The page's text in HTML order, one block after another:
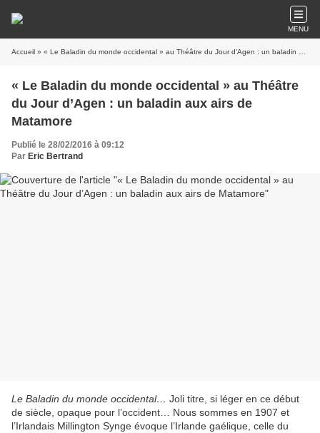
MENU
Accueil » « Le Baladin du monde occidental » au Théâtre du Jour d’Agen : un baladin aux airs de Matamore
« Le Baladin du monde occidental » au Théâtre
du Jour d’Agen : un baladin aux airs de
Matamore
Publié le 28/02/2016 à 09:12
Par Eric Bertrand
Le Baladin du monde occidental… Joli titre, si léger en ce début
de siècle, opaque pour l’occident… Nous sommes en 1907 et
l’Irlandais Millington Synge évoque l’Irlande gaélique, celle du